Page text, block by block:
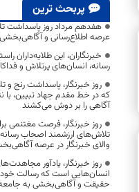
پربحث ترین
هفدهم مرداد روز پاسداشت
عرصه اطلاع‌رسانی و
خبرنگاران، این طلایه‌داران
رسانه، انسان‌های پرتلاش و
روز خبرنگار، پاسداشت رنج
که در خط مقدم جهاد تبیین، با
آگاهی را بر دوش می‌کشند
روز خبرنگار، فرصت مغتنمی
تلاش‌های ارزشمند اصحاب
والای خبرنگار در عرصه
روز خبرنگار، یادآور
انسان‌هایی است که رسالت
حقیقت و آگاهی‌بخشی به جامعه